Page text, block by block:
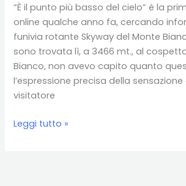
“È il punto più basso del cielo” è la
online qualche anno fa, cercando
funivia rotante Skyway del Monte
sono trovata lì, a 3466 mt., al
Bianco, non avevo capito quanto
l’espressione precisa della
visitatore
Sul
Leggi tutto »